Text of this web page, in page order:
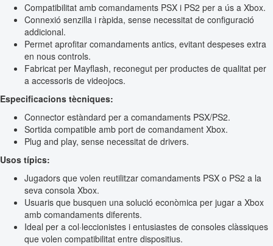
Compatibilitat amb comandaments PSX i PS2 per a ús a Xbox.
Connexió senzilla i ràpida, sense necessitat de configuració
addicional.
Permet aprofitar comandaments antics, evitant despeses extra
en nous controls.
Fabricat per Mayflash, reconegut per productes de qualitat per
a accessoris de videojocs.
Especificacions tècniques:
Connector estàndard per a comandaments PSX/PS2.
Sortida compatible amb port de comandament Xbox.
Plug and play, sense necessitat de drivers.
Usos típics:
Jugadors que volen reutilitzar comandaments PSX o PS2 a la
seva consola Xbox.
Usuaris que busquen una solució econòmica per jugar a Xbox
amb comandaments diferents.
Ideal per a col·leccionistes i entusiastes de consoles clàssiques
que volen compatibilitat entre dispositius.